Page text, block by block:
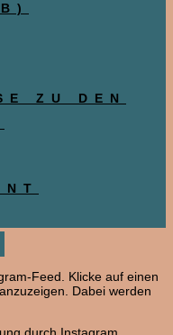
ZU DEN
Feed. Klicke auf einen
Dabei werden